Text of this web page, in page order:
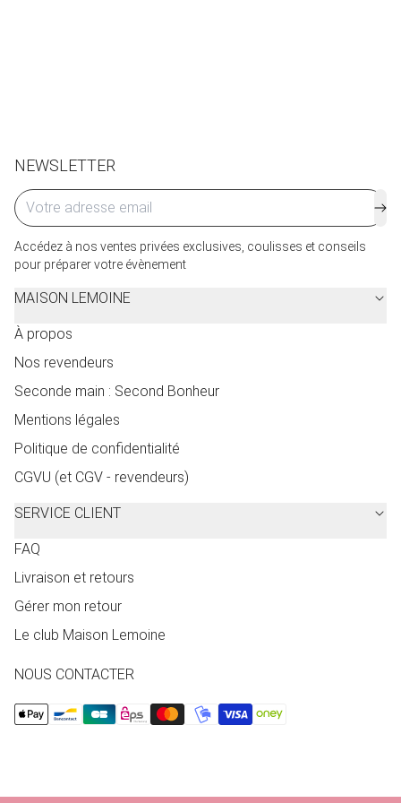
NEWSLETTER
Accédez à nos ventes privées exclusives, coulisses et conseils
pour préparer votre évènement
MAISON LEMOINE
À propos
Nos revendeurs
Seconde main : Second Bonheur
Mentions légales
Politique de confidentialité
CGVU (et CGV - revendeurs)
SERVICE CLIENT
FAQ
Livraison et retours
Gérer mon retour
Le club Maison Lemoine
NOUS CONTACTER